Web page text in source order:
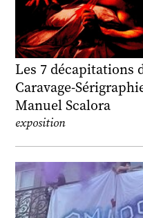
Les 7 décapitations
Caravage-
Manuel Scalora
exposition